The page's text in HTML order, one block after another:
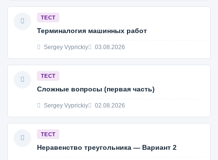
ТЕСТ
Терминалогия машинных работ
Sergey Vyprickiy 03.08.2026
ТЕСТ
Сложные вопросы (первая часть)
Sergey Vyprickiy 02.08.2026
ТЕСТ
Неравенство треугольника — Вариант 2